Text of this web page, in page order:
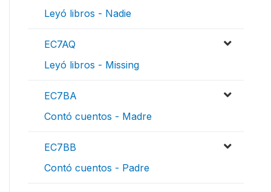
Leyó libros - Nadie
EC7AQ
Leyó libros - Missing
EC7BA
Contó cuentos - Madre
EC7BB
Contó cuentos - Padre